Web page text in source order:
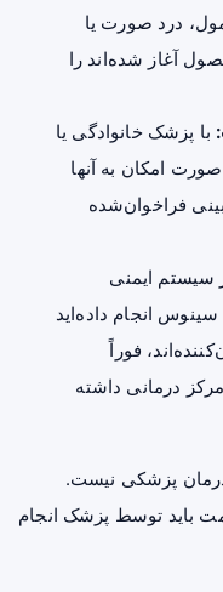
درد صورت یا
آغاز شده‌اند را
با پزشک خانوادگی یا
امکان به آنها
فراخوان‌شده
سیستم ایمنی
انجام داده‌اید
فوراً
درمانی داشته
پزشکی نیست.
باید توسط پزشک انجام